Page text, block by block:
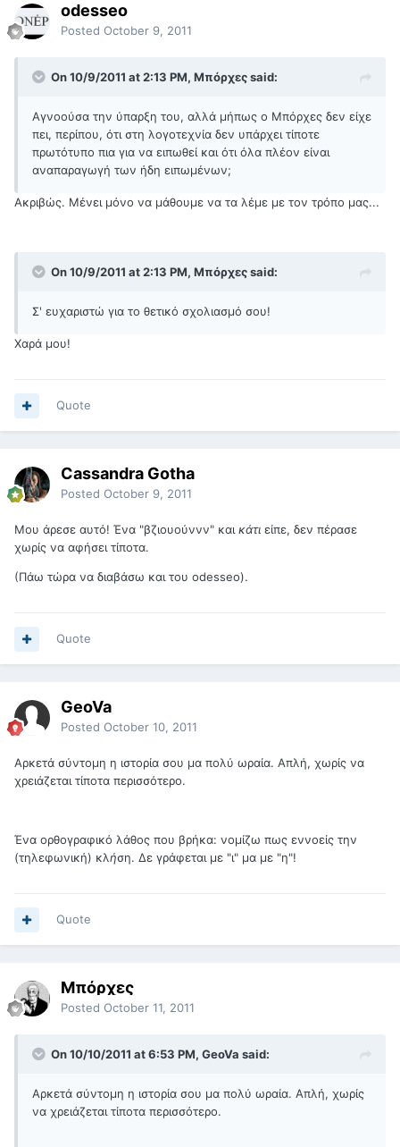
odesseo
Posted October 9, 2011
On 10/9/2011 at 2:13 PM, Μπόρχες said:
Αγνοούσα την ύπαρξη του, αλλά μήπως ο Μπόρχες δεν είχε
πει, περίπου, ότι στη λογοτεχνία δεν υπάρχει τίποτε
πρωτότυπο πια για να ειπωθεί και ότι όλα πλέον είναι
αναπαραγωγή των ήδη ειπωμένων;
Ακριβώς. Μένει μόνο να μάθουμε να τα λέμε με τον τρόπο μας...
On 10/9/2011 at 2:13 PM, Μπόρχες said:
Σ' ευχαριστώ για το θετικό σχολιασμό σου!
Χαρά μου!
Quote
Cassandra Gotha
Posted October 9, 2011
Μου άρεσε αυτό! Ένα "βζιουούννν" καικάτι είπε, δεν πέρασε
χωρίς να αφήσει τίποτα.
(Πάω τώρα να διαβάσω και του odesseo).
Quote
GeoVa
Posted October 10, 2011
Αρκετά σύντομη η ιστορία σου μα πολύ ωραία. Απλή, χωρίς να
χρειάζεται τίποτα περισσότερο.
Ένα ορθογραφικό λάθος που βρήκα: νομίζω πως εννοείς την
(τηλεφωνική) κλήση. Δε γράφεται με "ι" μα με "η"!
Quote
Μπόρχες
Posted October 11, 2011
On 10/10/2011 at 6:53 PM, GeoVa said:
Αρκετά σύντομη η ιστορία σου μα πολύ ωραία. Απλή, χωρίς
να χρειάζεται τίποτα περισσότερο.